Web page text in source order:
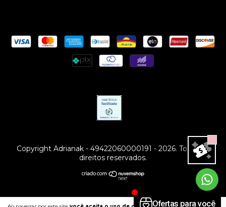
Copyright Adrianak - 49422060000191 - 2026. Todos os
direitos reservados.